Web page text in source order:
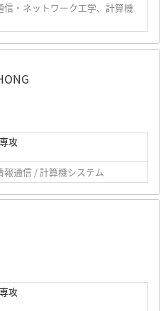
・ネットワーク工学、計算機
攻
通信 / 計算機システム
攻